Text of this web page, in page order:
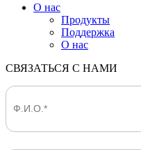
О нас
Продукты
Поддержка
О нас
СВЯЗАТЬСЯ С НАМИ